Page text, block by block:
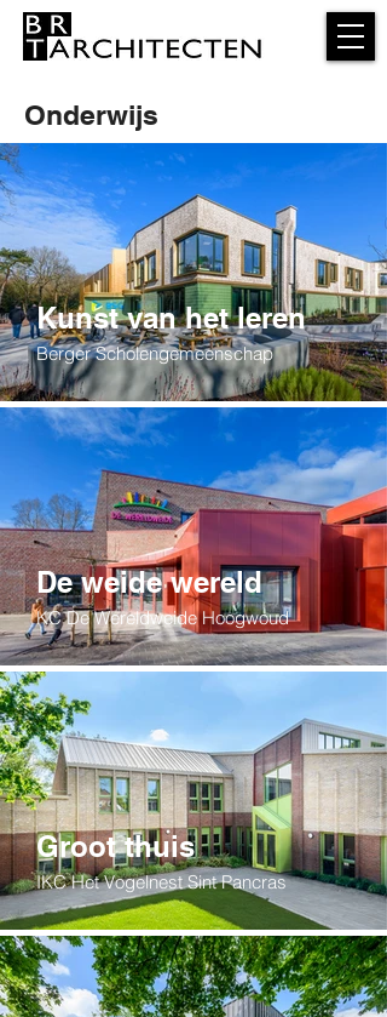
Onderwijs
Kunst van het leren
Berger Scholengemeenschap
De weide wereld
KC De Wereldweide Hoogwoud
Groot thuis
IKC Het Vogelnest Sint Pancras